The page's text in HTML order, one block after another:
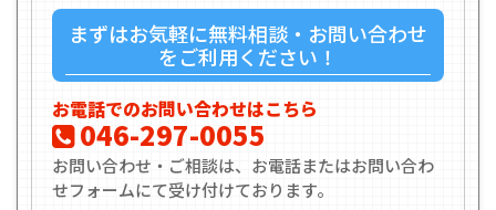
まずはお気軽に無料相談・お問い合わせ
をご利用ください！
お電話でのお問い合わせはこちら
046-297-0055
お問い合わせ・ご相談は、お電話またはお問い合わ
せフォームにて受け付けております。